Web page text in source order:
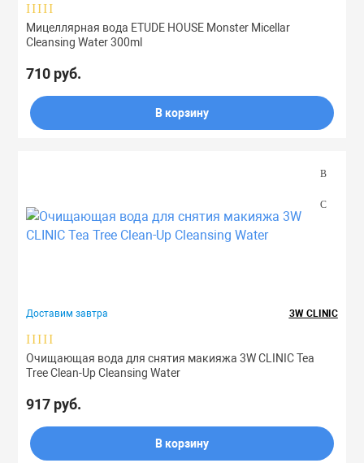
Мицеллярная вода ETUDE HOUSE Monster Micellar
Cleansing Water 300ml
710 руб.
В корзину
Доставим завтра 3W CLINIC
Очищающая вода для снятия макияжа 3W CLINIC Tea
Tree Clean-Up Cleansing Water
917 руб.
В корзину